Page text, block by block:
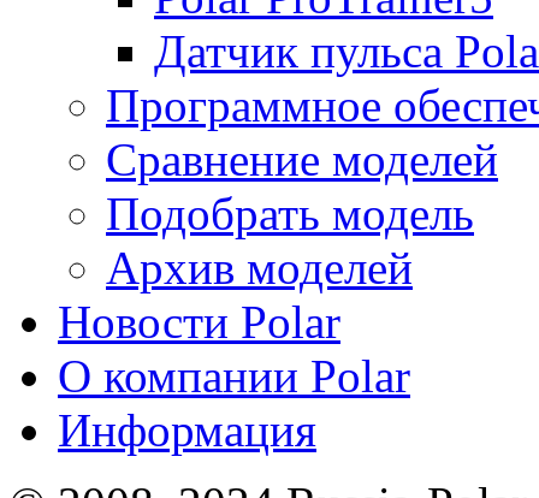
Датчик пульса
Программное
Сравнение моделей
Подобрать модель
Архив моделей
Новости Polar
О компании Polar
Информация